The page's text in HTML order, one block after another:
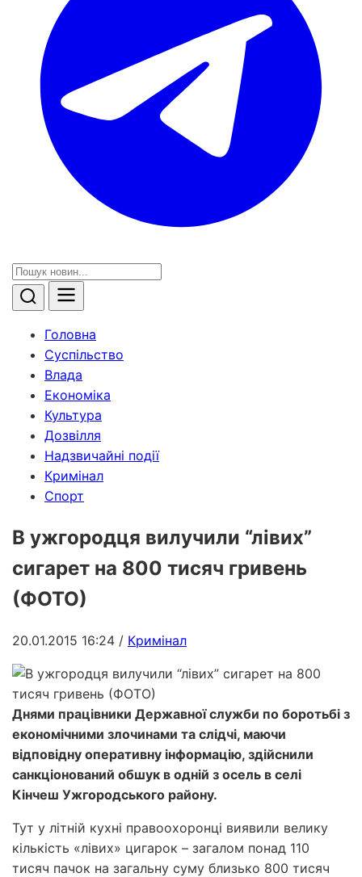
Головна
Суспільство
Влада
Економіка
Культура
Дозвілля
Надзвичайні події
Кримінал
Спорт
В ужгородця вилучили “лівих”
сигарет на 800 тисяч гривень
(ФОТО)
20.01.2015 16:24 / Кримінал
Днями працівники Державної служби по боротьбі з
економічними злочинами та слідчі, маючи
відповідну оперативну інформацію, здійснили
санкціонований обшук в одній з осель в селі
Кінчеш Ужгородського району.
Тут у літній кухні правоохоронці виявили велику
кількість «лівих» цигарок – загалом понад 110
тисяч пачок на загальну суму близько 800 тисяч